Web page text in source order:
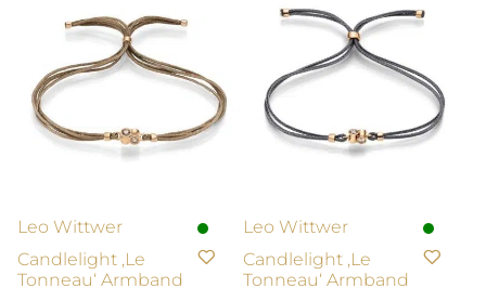
Leo Wittwer
Candlelight ‚Le
Tonneau‘ Armband
Leo Wittwer
Candlelight ‚Le
Tonneau‘ Armband